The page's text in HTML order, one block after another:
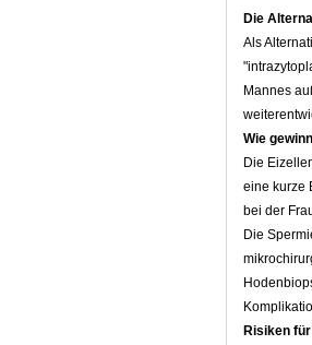
Die
Als
Mannes
Wie
Die
eine kurze
bei der
Die
Risiken für